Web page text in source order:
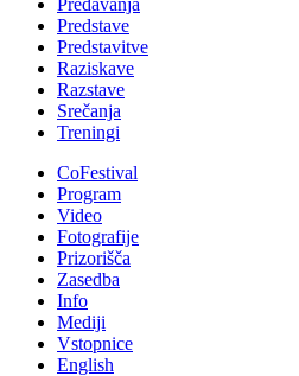
Predstave
Predstavitve
Raziskave
Razstave
Srečanja
Treningi
CoFestival
Program
Video
Fotografije
Prizorišča
Zasedba
Info
Mediji
Vstopnice
English